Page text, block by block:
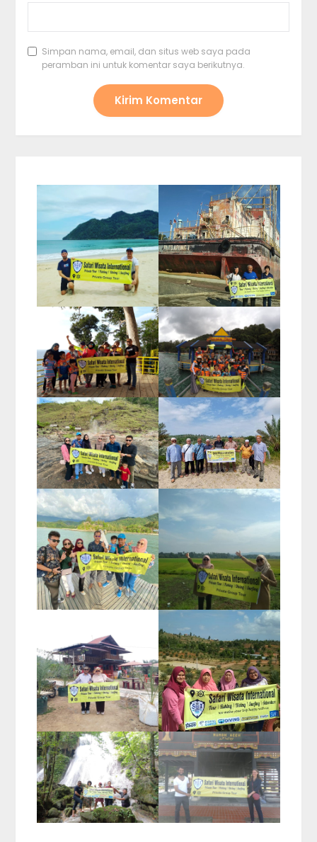
Simpan nama, email, dan situs web saya pada
peramban ini untuk komentar saya berikutnya.